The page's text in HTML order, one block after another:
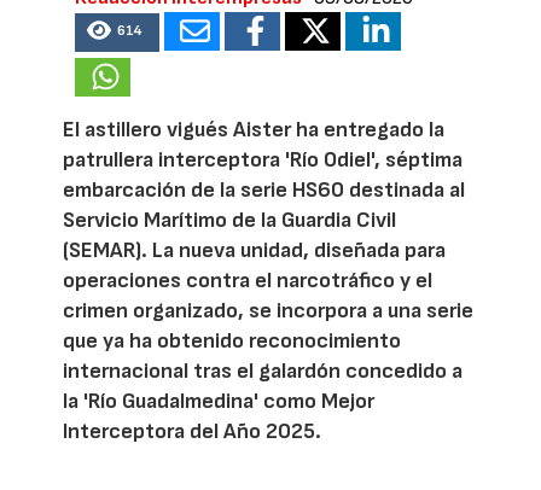
614
El astillero vigués Aister ha entregado la
patrullera interceptora 'Río Odiel', séptima
embarcación de la serie HS60 destinada al
Servicio Marítimo de la Guardia Civil
(SEMAR). La nueva unidad, diseñada para
operaciones contra el narcotráfico y el
crimen organizado, se incorpora a una serie
que ya ha obtenido reconocimiento
internacional tras el galardón concedido a
la 'Río Guadalmedina' como Mejor
Interceptora del Año 2025.